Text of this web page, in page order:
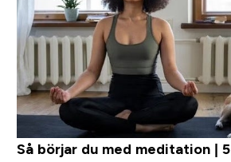
Så börjar du med meditation |